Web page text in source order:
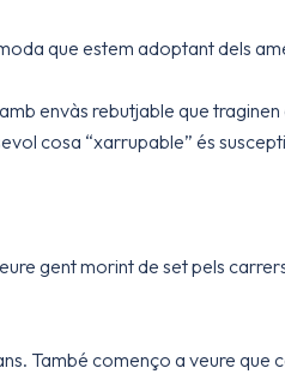
que estem adoptant dels
envàs rebutjable que
cosa “xarrupable” és
gent morint de set pels
També començo a veure